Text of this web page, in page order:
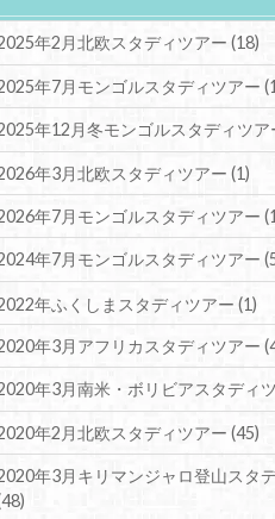
年2月北欧スタディツアー(18)
年7月モンゴルスタディツアー
年12月冬モンゴルスタディツ
年3月北欧スタディツアー(1)
年7月モンゴルスタディツアー
年7月モンゴルスタディツアー
年ふくしまスタディツアー(1)
年3月アフリカスタディツアー
年3月南米・ボリビアスタディ
年2月北欧スタディツアー(45)
年3月キリマンジャロ登山スタ